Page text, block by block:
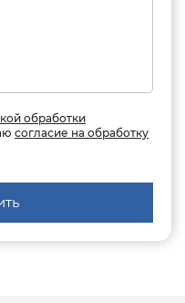
обработки
согласие на обработку